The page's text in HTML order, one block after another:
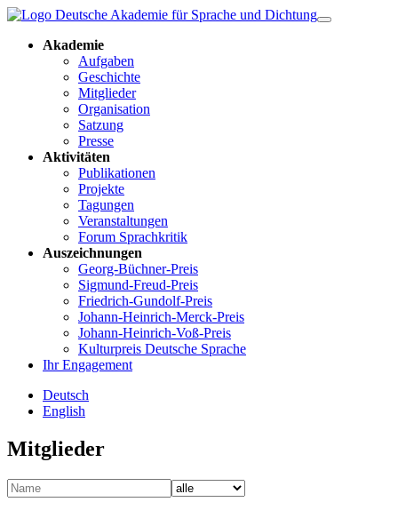
Akademie
Aufgaben
Geschichte
Mitglieder
Organisation
Satzung
Presse
Aktivitäten
Publikationen
Projekte
Tagungen
Veranstaltungen
Forum Sprachkritik
Auszeichnungen
Georg-Büchner-Preis
Sigmund-Freud-Preis
Friedrich-Gundolf-Preis
Johann-Heinrich-Merck-Preis
Johann-Heinrich-Voß-Preis
Kulturpreis Deutsche Sprache
Ihr Engagement
Deutsch
English
Mitglieder